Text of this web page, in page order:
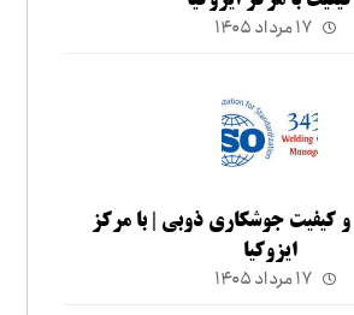
۱۷ مرداد ۱۴۰۵
ایزو ۳۸۳۴ و کیفیت جوشکاری ذوبی | با مرکز
ایزوکیا
۱۷ مرداد ۱۴۰۵